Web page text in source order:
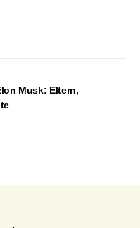
Musk: Eltern,